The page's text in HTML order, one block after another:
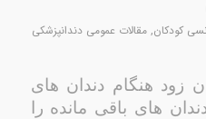
کودکان, مقالات عمومی دندانپزشکی
زود هنگام دندان های
های باقی مانده را